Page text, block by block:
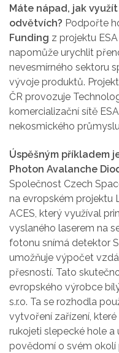
Máte nápad, jak
odvětvích? Podpořte
Funding z projektu
napomůže urychlit
nevesmírného sektoru
vývoje produktů.
ČR provozuje
komercializační sítě
nekosmického
Úspěšným příkladem
Photon Avalanche
Společnost Czech
na evropském projektu
ACES, který využíval
vyslaného laserem na
fotonu snímá detektor
umožňuje výpočet
přesností. Tato
evropského výrobce
s.r.o. Ta se rozhodla
vytvoření zařízení,
rukojeti slepecké hole
povědomí o svém okolí